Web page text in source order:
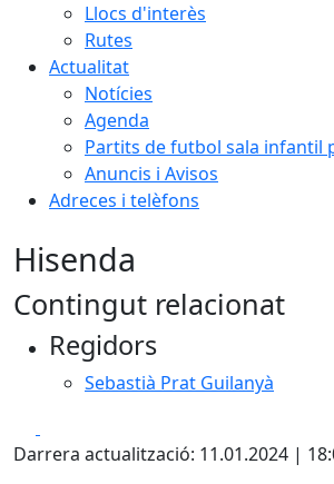
Llocs d'interès
Rutes
Actualitat
Notícies
Agenda
Partits de futbol sala infantil
Anuncis i Avisos
Adreces i telèfons
Hisenda
Contingut relacionat
Regidors
Sebastià Prat Guilanyà
Darrera actualització: 11.01.2024 |